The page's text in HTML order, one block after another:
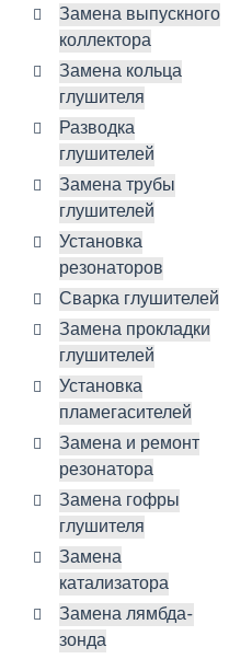
Замена выпускного
коллектора
Замена кольца
глушителя
Разводка
глушителей
Замена трубы
глушителей
Установка
резонаторов
Сварка глушителей
Замена прокладки
глушителей
Установка
пламегасителей
Замена и ремонт
резонатора
Замена гофры
глушителя
Замена
катализатора
Замена лямбда-
зонда